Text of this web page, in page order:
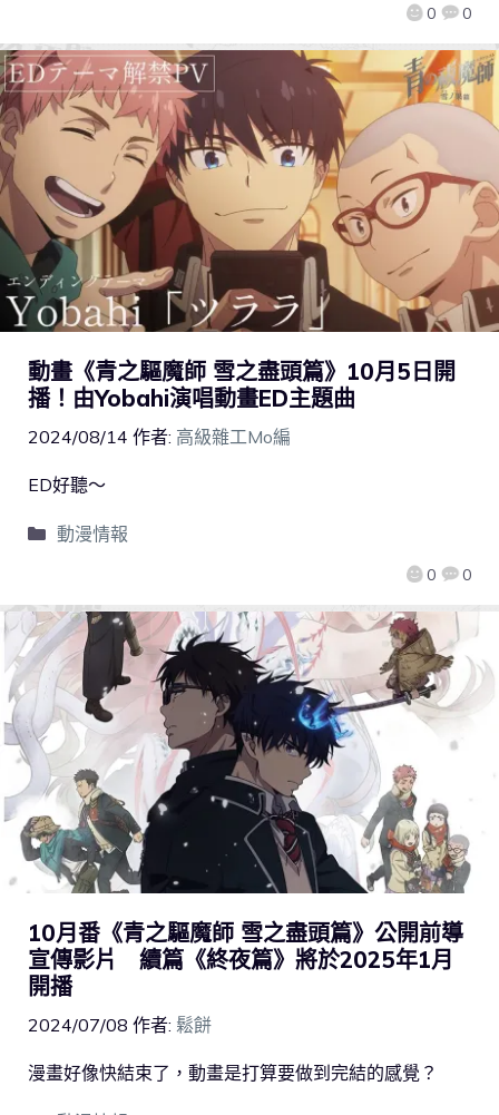
0 0
動畫《青之驅魔師 雪之盡頭篇》10月5日開
播！由Yobahi演唱動畫ED主題曲
2024/08/14 作者: 高級雜工Mo編
0 0
ED好聽～
動漫情報
10月番《青之驅魔師 雪之盡頭篇》公開前導
宣傳影片 續篇《終夜篇》將於2025年1月
開播
2024/07/08 作者: 鬆餅
漫畫好像快結束了，動畫是打算要做到完結的感覺？